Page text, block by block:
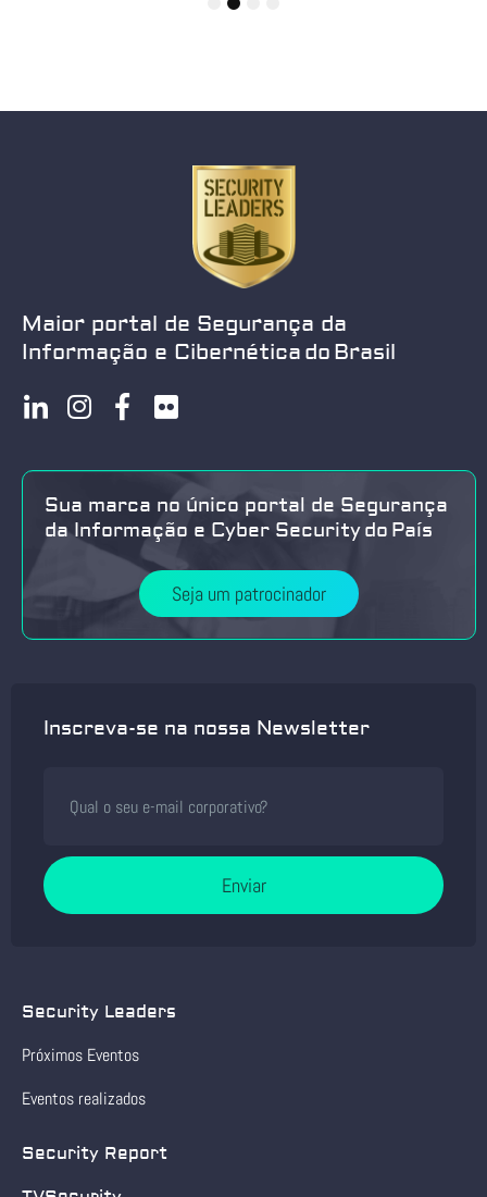
Maior portal de Segurança da
Informação e Cibernética do Brasil
Sua marca no único portal de Segurança
da Informação e Cyber Security do País
Seja um patrocinador
Inscreva-se na nossa Newsletter
Enviar
Security Leaders
Próximos Eventos
Eventos realizados
Security Report